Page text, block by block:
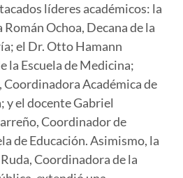
líderes académicos: la
Ochoa, Decana de la
el Dr. Otto Hamann
la Escuela de Medicina;
, Coordinadora Académica de
y el docenteGabriel
, Coordinador de
de Educación. Asimismo, la
, Coordinadora de la